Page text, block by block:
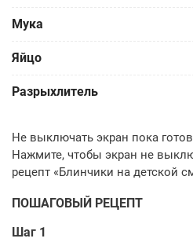
Мука
Яйцо
Разрыхлитель
ПОШАГОВЫЙ РЕЦЕПТ
Шаг 1